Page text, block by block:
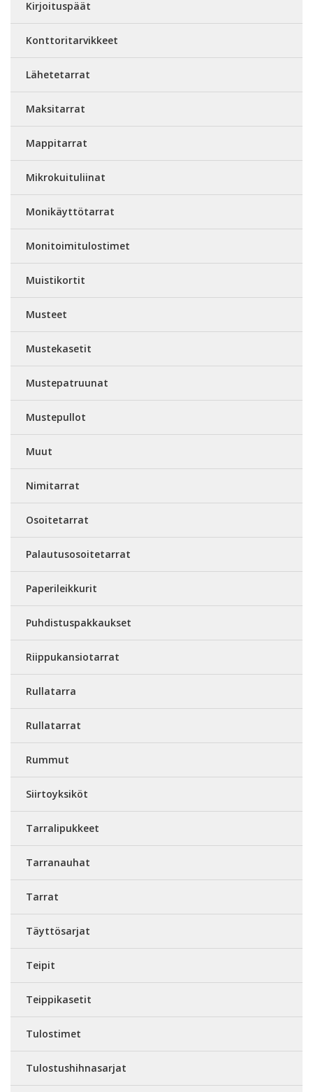
Kirjoituspäät
Konttoritarvikkeet
Lähetetarrat
Maksitarrat
Mappitarrat
Mikrokuituliinat
Monikäyttötarrat
Monitoimitulostimet
Muistikortit
Musteet
Mustekasetit
Mustepatruunat
Mustepullot
Muut
Nimitarrat
Osoitetarrat
Palautusosoitetarrat
Paperileikkurit
Puhdistuspakkaukset
Riippukansiotarrat
Rullatarra
Rullatarrat
Rummut
Siirtoyksiköt
Tarralipukkeet
Tarranauhat
Tarrat
Täyttösarjat
Teipit
Teippikasetit
Tulostimet
Tulostushihnasarjat